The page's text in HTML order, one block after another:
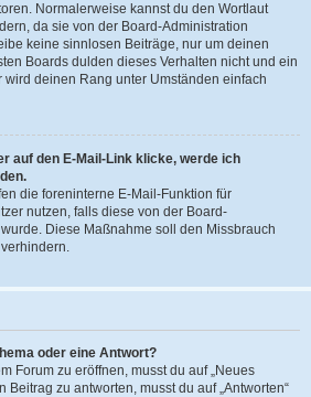
Normalerweise kannst du den Wortlaut
da sie von der Board-Administration
keine sinnlosen Beiträge, nur um deinen
Boards dulden dieses Verhalten nicht und ein
wird deinen Rang unter Umständen einfach
auf den E-Mail-Link klicke, werde ich
die foreninterne E-Mail-Funktion für
nutzen, falls diese von der Board-
Diese Maßnahme soll den Missbrauch
oder eine Antwort?
Forum zu eröffnen, musst du auf „Neues
Beitrag zu antworten, musst du auf „Antworten“